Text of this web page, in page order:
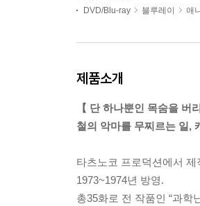
DVD/Blu-ray 블루레이 애
제품소개
【 단 하나뿐인 목숨을 버
철의 악마를 무찌르는 일,
타츠노코 프로덕션에서 제
1973~1974년 방영.
총35화로 전 작품인 “과학